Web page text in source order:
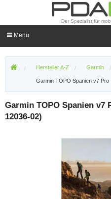
Der Spezialist für
Menü
Hersteller A-Z Garmin
Garmin TOPO Spanien v7 Pro
Garmin TOPO Spanien v7
12036-02)